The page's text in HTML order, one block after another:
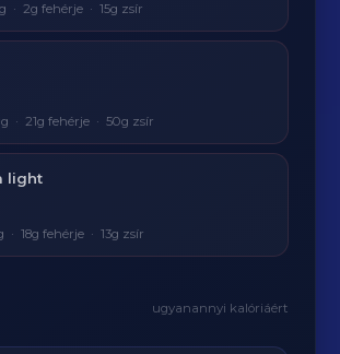
· 2g fehérje · 15g zsír
· 21g fehérje · 50g zsír
light
· 18g fehérje · 13g zsír
ugyanannyi kalóriáért